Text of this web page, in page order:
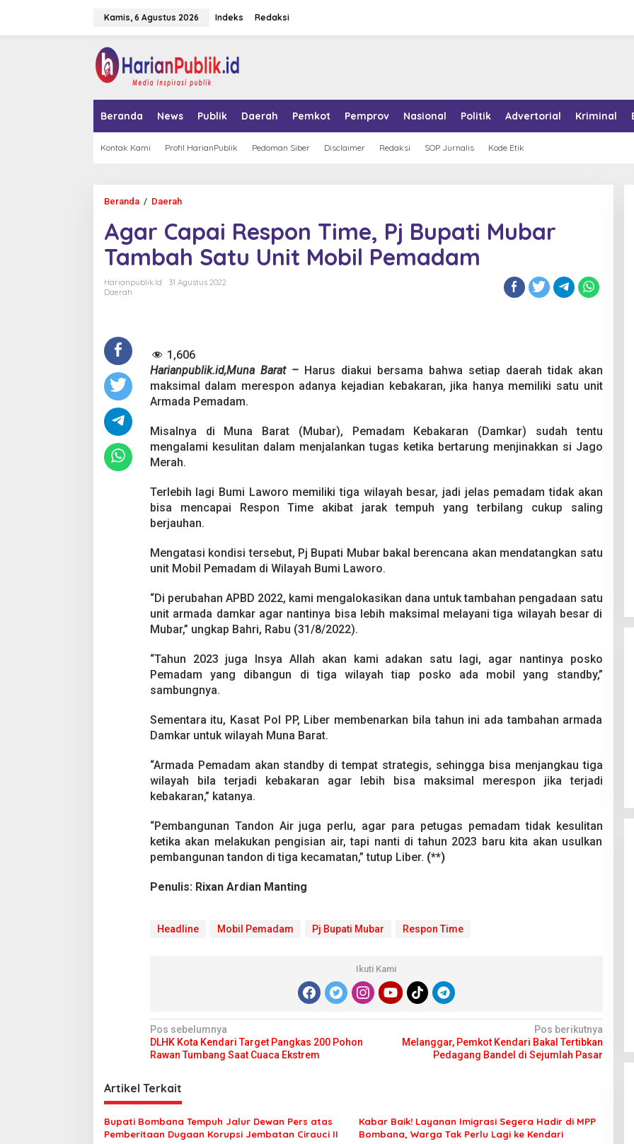
Kamis, 6 Agustus 2026 Indeks Redaksi
Beranda News Publik Daerah Pemkot Pemprov Nasional Politik Advertorial Kriminal
Kontak Kami Profil HarianPublik Pedoman Siber Disclaimer Redaksi SOP Jurnalis Kode Etik
Beranda / Daerah
a
r
C
a
p
o
n
T
i
e
,
j
u
p
a
M
u
a
r
a
b
a
h
t
u
n
i
t
M
b
P
m
a
Agar Capai Respon Time, Pj Bupati Mubar
Tambah Satu Unit Mobil Pemadam
Harianpublik.id
31 Agustus 2022
Daerah
1,606
Harianpublik.id,Muna Barat – Harus diakui bersama bahwa setiap daerah tidak akan
maksimal dalam merespon adanya kejadian kebakaran, jika hanya memiliki satu unit
Armada Pemadam.
Misalnya di Muna Barat (Mubar), Pemadam Kebakaran (Damkar) sudah tentu
mengalami kesulitan dalam menjalankan tugas ketika bertarung menjinakkan si Jago
Merah.
Terlebih lagi Bumi Laworo memiliki tiga wilayah besar, jadi jelas pemadam tidak akan
bisa mencapai Respon Time akibat jarak tempuh yang terbilang cukup saling
berjauhan.
Mengatasi kondisi tersebut, Pj Bupati Mubar bakal berencana akan mendatangkan satu
unit Mobil Pemadam di Wilayah Bumi Laworo.
“Di perubahan APBD 2022, kami mengalokasikan dana untuk tambahan pengadaan satu
unit armada damkar agar nantinya bisa lebih maksimal melayani tiga wilayah besar di
Mubar,” ungkap Bahri, Rabu (31/8/2022).
“Tahun 2023 juga Insya Allah akan kami adakan satu lagi, agar nantinya posko
Pemadam yang dibangun di tiga wilayah tiap posko ada mobil yang standby,”
sambungnya.
Sementara itu, Kasat Pol PP, Liber membenarkan bila tahun ini ada tambahan armada
Damkar untuk wilayah Muna Barat.
“Armada Pemadam akan standby di tempat strategis, sehingga bisa menjangkau tiga
wilayah bila terjadi kebakaran agar lebih bisa maksimal merespon jika terjadi
kebakaran,” katanya.
“Pembangunan Tandon Air juga perlu, agar para petugas pemadam tidak kesulitan
ketika akan melakukan pengisian air, tapi nanti di tahun 2023 baru kita akan usulkan
pembangunan tandon di tiga kecamatan,” tutup Liber. (**)
Penulis: Rixan Ardian Manting
Headline Mobil Pemadam Pj Bupati Mubar Respon Time
Ikuti Kami
N
a
i
g
a
Pos sebelumnya
DLHK Kota Kendari Target Pangkas 200 Pohon
Rawan Tumbang Saat Cuaca Ekstrem
Pos berikutnya
Melanggar, Pemkot Kendari Bakal Tertibkan
Pedagang Bandel di Sejumlah Pasar
Artikel Terkait
Bupati Bombana Tempuh Jalur Dewan Pers atas
Pemberitaan Dugaan Korupsi Jembatan Cirauci II
Kabar Baik! Layanan Imigrasi Segera Hadir di MPP
Bombana, Warga Tak Perlu Lagi ke Kendari
Badik Usai Cekcok saat Pesta
Miras
Di Kriminal | 29 Juni 2026